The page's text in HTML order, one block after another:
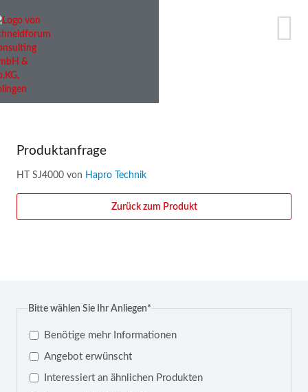
Produktanfrage
HT SJ4000 von Hapro Technik
Zurück zum Produkt
Pflichtfeld
Bitte wählen Sie Ihr Anliegen*
Benötige mehr Informationen
Angebot erwünscht
Interessiert an ähnlichen Produkten